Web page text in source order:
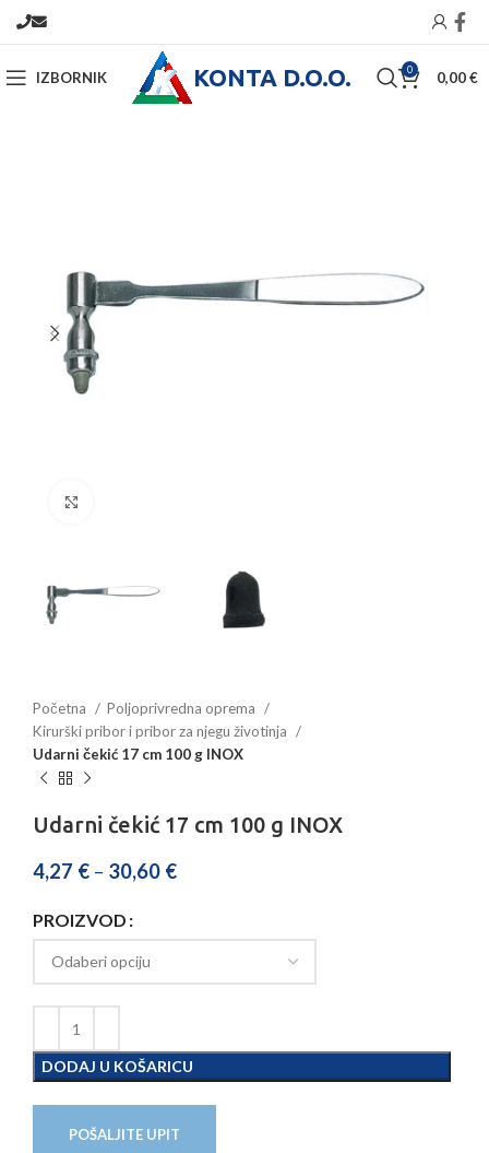
IZBORNIK KONTA D.O.O. 0 0,00€
Početna
Poljoprivredna oprema
Kirurški pribor i pribor za njegu životinja
Udarni čekić 17 cm 100 g INOX
Udarni čekić 17 cm 100 g INOX
4,27 € – 30,60 €
PROIZVOD
DODAJ U KOŠARICU
POŠALJITE UPIT